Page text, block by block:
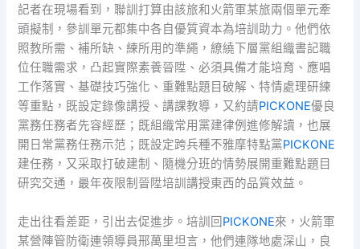
記者在現場看到，聯訓打算由該旅和火箭軍某旅兩個單元牽
頭擬制，參訓單元都集中各自優質資本為培訓助力。他們依
照教所需、補所缺、練所用的準繩，繚繞下層黨組織書記職
位任職需求，凸起實際素養晉陞、必須具備才能培育、應唱
工作落實、基礎技巧強化、重難點題目破解、特情處理研練
等重點，既設定錄像講授、講課教導，又約請PICKONE優良
黨務任務者先容經歷；既組織常用黨建律例進修解讀，也展
開日常黨務任務示范；既設定跨兵種不雅摩特點黨PICKONE
建任務，又采取打破建制、隨機分班的情勢展開重難點題目
研究交通，最年夜限制晉陞培訓講授東西的品質效益。
走出往看差距，引出去促進步。培訓回PICKONE來，火箭軍
某營陣管防衛連領導員邢萬里坦言，他們連隊地處深山，良